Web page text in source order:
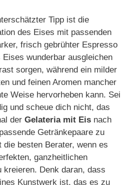
Tipp ist die
des Eises mit passenden
frisch gebrühter Espresso
wunderbar ausgleichen
sorgen, während ein milder
und feinen Aromen mancher
Weise hervorheben kann. Sei
und scheue dich nicht, das
der Gelateria mit Eis nach
Getränkepaare zu
besten Berater, wenn es
ganzheitlichen
kreieren. Denk daran, dass
Kunstwerk ist, das es zu